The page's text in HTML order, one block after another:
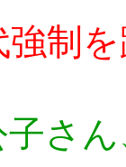
強制
さ